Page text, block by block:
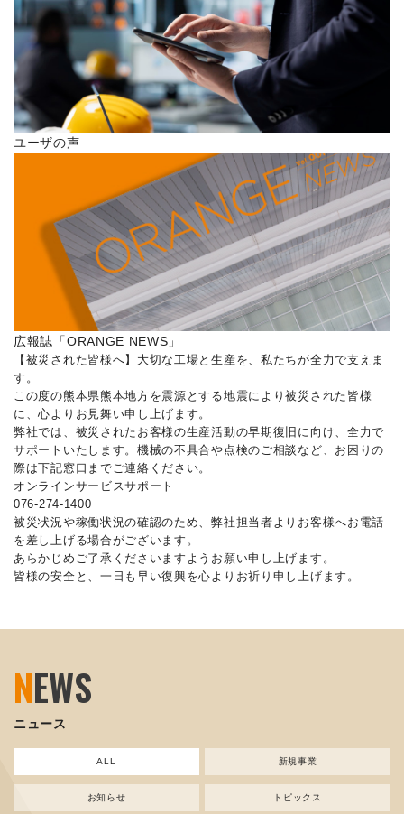
ユーザの声
広報誌「ORANGE NEWS」
【被災された皆様へ】大切な工場と生産を、私たちが全力で支えま
す。
この度の熊本県熊本地方を震源とする地震により被災された皆様
に、心よりお見舞い申し上げます。
弊社では、被災されたお客様の生産活動の早期復旧に向け、全力で
サポートいたします。機械の不具合や点検のご相談など、お困りの
際は下記窓口までご連絡ください。
オンラインサービスサポート
076-274-1400
被災状況や稼働状況の確認のため、弊社担当者よりお客様へお電話
を差し上げる場合がございます。
あらかじめご了承くださいますようお願い申し上げます。
皆様の安全と、一日も早い復興を心よりお祈り申し上げます。
NEWS
ニュース
ALL 新規事業
お知らせ トピックス